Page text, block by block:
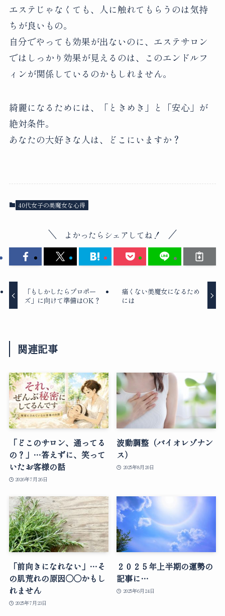
エステじゃなくても、人に触れてもらうのは気持
ちが良いもの。
自分でやっても効果が出ないのに、エステサロン
ではしっかり効果が見えるのは、このエンドルフ
ィンが関係しているのかもしれません。
綺麗になるためには、「ときめき」と「安心」が
絶対条件。
あなたの大好きな人は、どこにいますか？
40代女子の美魔女な心得
よかったらシェアしてね！
「もしかしたらプロポー
ズ」に向けて準備はOK？
痛くない美魔女になるため
には
関連記事
「どこのサロン、通ってる
の？」…答えずに、笑って
いたお客様の話
2026年7月26日
波動調整（バイオレゾナン
ス）
2025年8月20日
「前向きになれない」…そ
の肌荒れの原因○○かもし
れません
2025年7月23日
２０２５年上半期の運勢の
記事に…
2025年6月24日